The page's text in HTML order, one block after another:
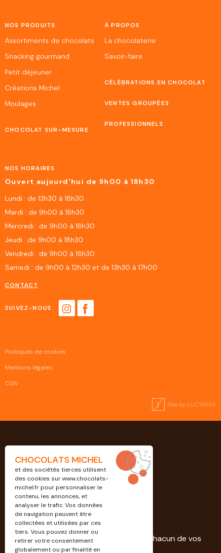
Professionnels
Découvrez nos solutions dédiées à chacun de vos
projets.
NOS PRODUITS
Assortiments de chocolats
Snacking gourmand
Petit déjeuner
Créations Michel
Moulages
CHOCOLAT SUR-MESURE
À PROPOS
La chocolaterie
Savoir-faire
CÉLÉBRATIONS EN CHOCOLAT
VENTES GROUPÉES
PROFESSIONNELS
NOS HORAIRES
Ouvert aujourd'hui de 9h00 à 18h30
Lundi : de 13h30 à 18h30
Mardi : de 9h00 à 18h30
Mercredi : de 9h00 à 18h30
Jeudi : de 9h00 à 18h30
Vendredi : de 9h00 à 18h30
Samedi : de 9h00 à 12h30 et de 13h30 à 17h00
CONTACT
SUIVEZ-NOUS
Politiques de cookies
Mentions légales
CGV
CHOCOLATS MICHEL
et des sociétés tierces utilisent
des cookies surwww.chocolats-
michel.frpour personnaliser le
contenu, les annonces, et
analyser le trafic. Vos données
de navigation peuvent être
collectées et utilisées par ces
tiers. Vous pouvez donner ou
retirer votre consentement
globalement ou par finalité en